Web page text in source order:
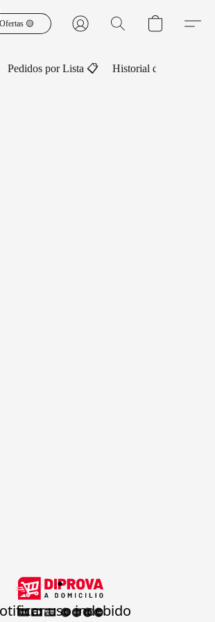
Ofertas 🟡
Pedidos por Lista 📋 Historial de Pedidos
.
uso indebido